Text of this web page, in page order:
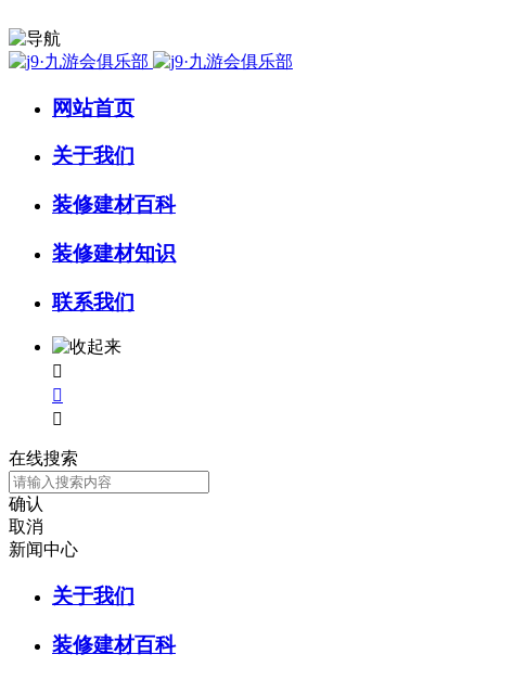
网站首页
关于我们
装修建材百科
装修建材知识
联系我们



在线搜索
确认
取消
新闻中心
关于我们
装修建材百科